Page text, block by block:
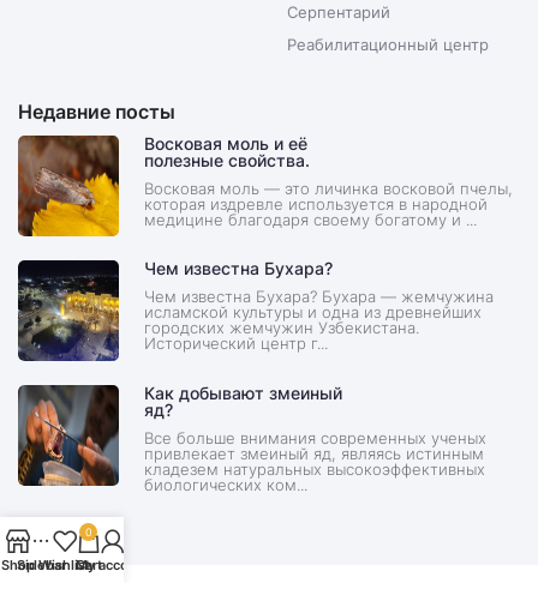
Серпентарий
Реабилитационный центр
Недавние посты
Восковая моль и её
полезные свойства.
Восковая моль — это личинка восковой пчелы,
которая издревле используется в народной
медицине благодаря своему богатому и ...
Чем известна Бухара?
Чем известна Бухара? Бухара — жемчужина
исламской культуры и одна из древнейших
городских жемчужин Узбекистана.
Исторический центр г...
Как добывают змеиный
яд?
Все больше внимания современных ученых
привлекает змеиный яд, являясь истинным
кладезем натуральных высокоэффективных
биологических ком...
ShopSidebar
Wishlist
0
Cart
My account